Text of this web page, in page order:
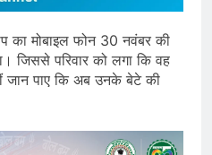
का मोबाइल फोन 30 नवंबर की
जिससे परिवार को लगा कि वह
जान पाए कि अब उनके बेटे की